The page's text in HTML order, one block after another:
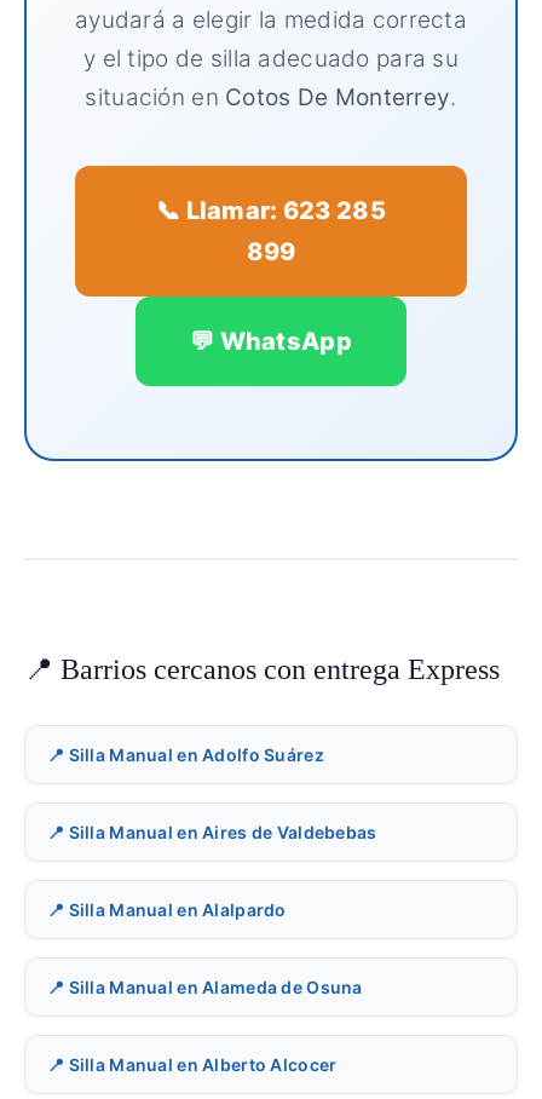
ayudará a elegir la medida correcta
y el tipo de silla adecuado para su
situación en Cotos De Monterrey.
📞 Llamar: 623 285
899
💬 WhatsApp
📍 Barrios cercanos con entrega Express
📍 Silla Manual en Adolfo Suárez
📍 Silla Manual en Aires de Valdebebas
📍 Silla Manual en Alalpardo
📍 Silla Manual en Alameda de Osuna
📍 Silla Manual en Alberto Alcocer